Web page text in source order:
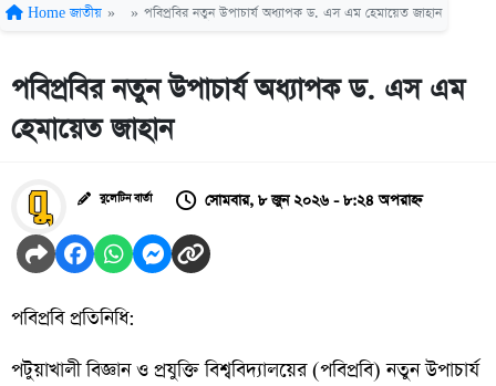
Home জাতীয় » » পবিপ্রবির নতুন উপাচার্য অধ্যাপক ড. এস এম হেমায়েত জাহান
পবিপ্রবির নতুন উপাচার্য অধ্যাপক ড. এস এম
হেমায়েত জাহান
বুলেটিন বার্তা সোমবার, ৮ জুন ২০২৬ - ৮:২৪ অপরাহ্ন
পবিপ্রবি প্রতিনিধি:
পটুয়াখালী বিজ্ঞান ও প্রযুক্তি বিশ্ববিদ্যালয়ের (পবিপ্রবি) নতুন উপাচার্য